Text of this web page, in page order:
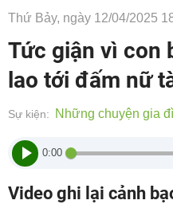
Thứ Bảy, ngày 12/04/2025
Tức giận vì con
lao tới đấm nữ
Sự kiện: Những chuyện gia
0:00
Video ghi lại cảnh